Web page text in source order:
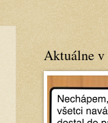
Aktuálne v